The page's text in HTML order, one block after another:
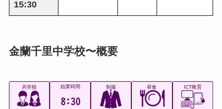
15:30
金蘭千里中学校〜概要
共学校 始業時間 制服 昼食 ICT教育